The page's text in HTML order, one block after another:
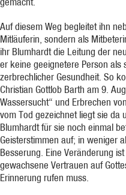
Auf diesem Weg begleitet ihn
Mitläuferin, sondern als
ihr Blumhardt die Leitung der
er keine geeignetere Person als
zerbrechlicher Gesundheit. So
Christian Gottlob Barth am 9.
Wassersucht“ und Erbrechen
vom Tod gezeichnet liegt sie da
Blumhardt für sie noch einmal
Geisterstimmen auf; in weniger
Besserung. Eine Veränderung
gewachsene Vertrauen auf
Erinnerung rufen muss.